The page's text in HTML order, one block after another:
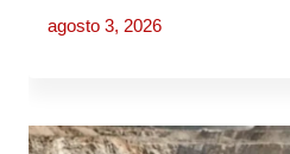
agosto 3, 2026